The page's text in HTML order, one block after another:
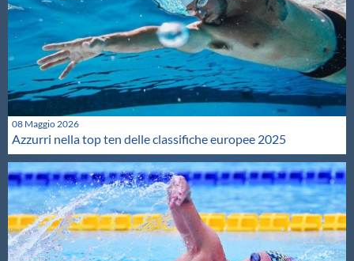
08 Maggio 2026
Azzurri nella top ten delle classifiche europee 2025